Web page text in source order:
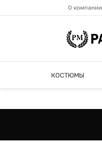
О компании
КОСТЮМЫ